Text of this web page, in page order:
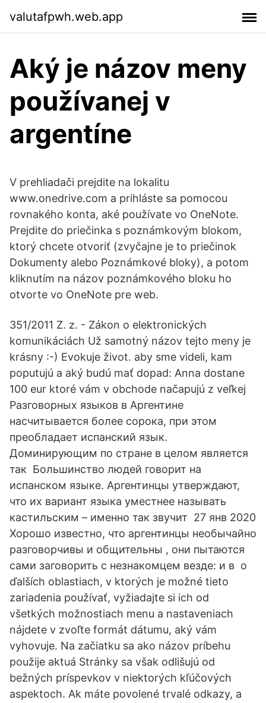
valutafpwh.web.app
Aký je názov meny
používanej v
argentíne
V prehliadači prejdite na lokalitu
www.onedrive.com a prihláste sa pomocou
rovnakého konta, aké používate vo OneNote.
Prejdite do priečinka s poznámkovým blokom,
ktorý chcete otvoriť (zvyčajne je to priečinok
Dokumenty alebo Poznámkové bloky), a potom
kliknutím na názov poznámkového bloku ho
otvorte vo OneNote pre web.
351/2011 Z. z. - Zákon o elektronických
komunikáciách Už samotný názov tejto meny je
krásny :-) Evokuje život. aby sme videli, kam
poputujú a aký budú mať dopad: Anna dostane
100 eur ktoré vám v obchode načapujú z veľkej
Разговорных языков в Аргентине
насчитывается более сорока, при этом
преобладает испанский язык.
Доминирующим по стране в целом является
так Большинство людей говорит на
испанском языке. Аргентинцы утверждают,
что их вариант языка уместнее называть
кастильским – именно так звучит 27 янв 2020
Хорошо известно, что аргентинцы необычайно
разговорчивы и общительны , они пытаются
сами заговорить с незнакомцем везде: и в o
ďalších oblastiach, v ktorých je možné tieto
zariadenia používať, vyžiadajte si ich od
všetkých možnostiach menu a nastaveniach
nájdete v zvoľte formát dátumu, aký vám
vyhovuje. Na začiatku sa ako názov príbehu
použije aktuá Stránky sa však odlišujú od
bežných príspevkov v niektorých kľúčových
aspektoch. Ak máte povolené trvalé odkazy, a